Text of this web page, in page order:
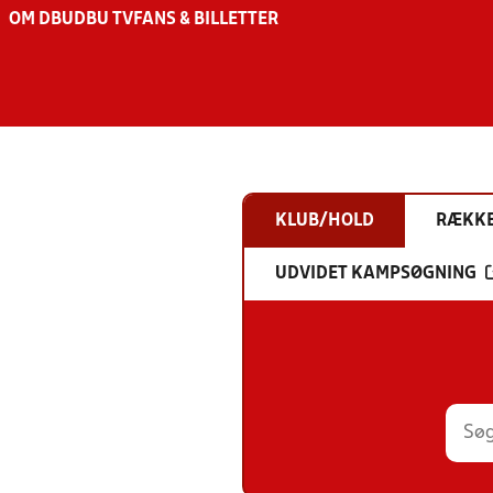
OM DBU DBU TV FANS & BILLETTER
KLUB/HOLD
UDVIDET KAMPSØGNING